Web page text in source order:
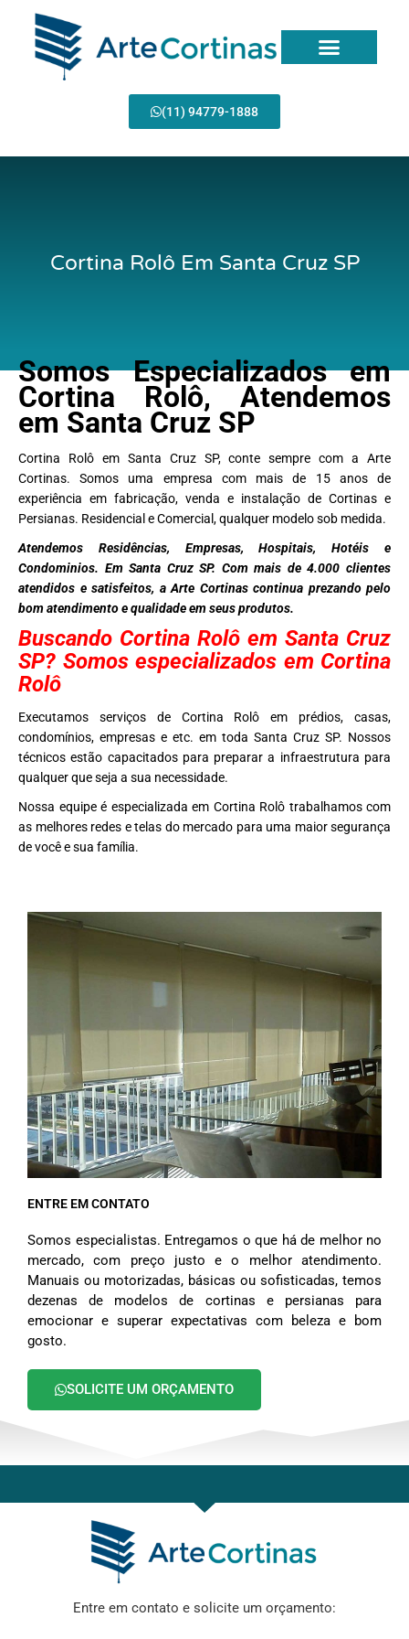
conteúdo
(11) 94779-1888
Cortina Rolô Em Santa Cruz SP
Somos Especializados em
Cortina Rolô, Atendemos
em Santa Cruz SP
Cortina Rolô em Santa Cruz SP, conte sempre com a Arte
Cortinas. Somos uma empresa com mais de 15 anos de
experiência em fabricação, venda e instalação de Cortinas e
Persianas. Residencial e Comercial, qualquer modelo sob medida.
Atendemos Residências, Empresas, Hospitais, Hotéis e
Condominios. Em Santa Cruz SP. Com mais de 4.000 clientes
atendidos e satisfeitos, a Arte Cortinas continua prezando pelo
bom atendimento e qualidade em seus produtos.
Buscando Cortina Rolô em Santa Cruz
SP? Somos especializados em Cortina
Rolô
Executamos serviços de Cortina Rolô em prédios, casas,
condomínios, empresas e etc. em toda Santa Cruz SP. Nossos
técnicos estão capacitados para preparar a infraestrutura para
qualquer que seja a sua necessidade.
Nossa equipe é especializada em Cortina Rolô trabalhamos com
as melhores redes e telas do mercado para uma maior segurança
de você e sua família.
ENTRE EM CONTATO
Somos especialistas. Entregamos o que há de melhor no
mercado, com preço justo e o melhor atendimento.
Manuais ou motorizadas, básicas ou sofisticadas, temos
dezenas de modelos de cortinas e persianas para
emocionar e superar expectativas com beleza e bom
gosto.
SOLICITE UM ORÇAMENTO
Entre em contato e solicite um orçamento: